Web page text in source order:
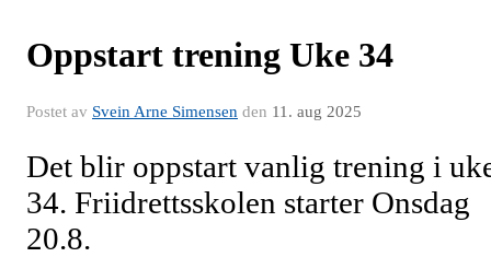
Oppstart trening Uke 34
Postet av Svein Arne Simensen den 11. aug 2025
Det blir oppstart vanlig trening i
34. Friidrettsskolen starter Onsdag
20.8.